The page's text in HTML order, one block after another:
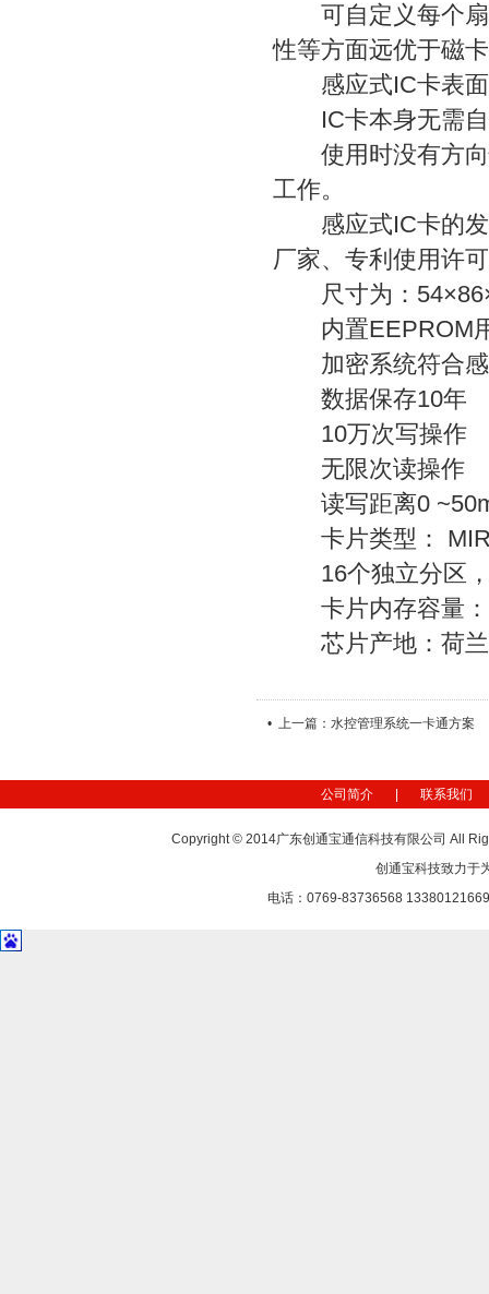
可自定义每个扇
性等方面远优于磁
感应式IC卡表面
IC卡本身无需自
使用时没有方向
工作。
感应式IC卡的发
厂家、专利使用许
尺寸为：
内置EEPROM
加密系统符合感
数据保存10年
10万次写操作
无限次读操作
读写距离0
卡片类型：
16个独立分区，
卡片内存容量
芯片产地：荷兰
• 上一篇：水控管理系统一卡通方案
公司简介 联系我们
Copyright © 2014广东创通宝通信科技有限公司 All
创通宝科技致力于
电话：0769-83736568